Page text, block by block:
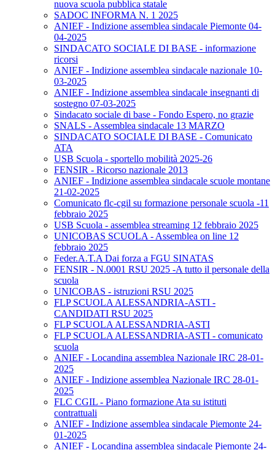
nuova scuola pubblica statale
SADOC INFORMA N. 1 2025
ANIEF - Indizione assemblea sindacale Piemonte 04-
04-2025
SINDACATO SOCIALE DI BASE - informazione
ricorsi
ANIEF - Indizione assemblea sindacale nazionale 10-
03-2025
ANIEF - Indizione assemblea sindacale insegnanti di
sostegno 07-03-2025
Sindacato sociale di base - Fondo Espero, no grazie
SNALS - Assemblea sindacale 13 MARZO
SINDACATO SOCIALE DI BASE - Comunicato
ATA
USB Scuola - sportello mobilità 2025-26
FENSIR - Ricorso nazionale 2013
ANIEF - Indizione assemblea sindacale scuole montane
21-02-2025
Comunicato flc-cgil su formazione personale scuola -11
febbraio 2025
USB Scuola - assemblea streaming 12 febbraio 2025
UNICOBAS SCUOLA - Assemblea on line 12
febbraio 2025
Feder.A.T.A Dai forza a FGU SINATAS
FENSIR - N.0001 RSU 2025 -A tutto il personale della
scuola
UNICOBAS - istruzioni RSU 2025
FLP SCUOLA ALESSANDRIA-ASTI -
CANDIDATI RSU 2025
FLP SCUOLA ALESSANDRIA-ASTI
FLP SCUOLA ALESSANDRIA-ASTI - comunicato
scuola
ANIEF - Locandina assemblea Nazionale IRC 28-01-
2025
ANIEF - Indizione assemblea Nazionale IRC 28-01-
2025
FLC CGIL - Piano formazione Ata su istituti
contrattuali
ANIEF - Indizione assemblea sindacale Piemonte 24-
01-2025
ANIEF - Locandina assemblea sindacale Piemonte 24-